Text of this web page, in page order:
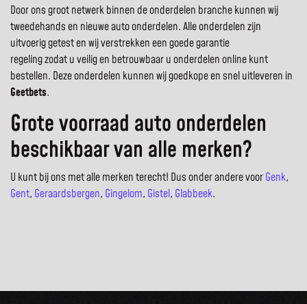
Door ons groot netwerk binnen de onderdelen branche kunnen wij
tweedehands en nieuwe auto onderdelen. Alle onderdelen zijn
uitvoerig getest en wij verstrekken een goede garantie
regeling zodat u veilig en betrouwbaar u onderdelen online kunt
bestellen. Deze onderdelen kunnen wij goedkope en snel uitleveren in
Geetbets.
Grote voorraad auto onderdelen
beschikbaar van alle merken?
U kunt bij ons met alle merken terecht! Dus onder andere voorGenk,
Gent, Geraardsbergen, Gingelom, Gistel, Glabbeek.